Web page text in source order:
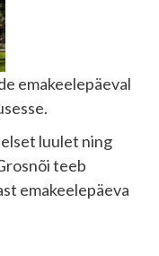
emakeelepäeval
luulet ning
teeb
emakeelepäeva